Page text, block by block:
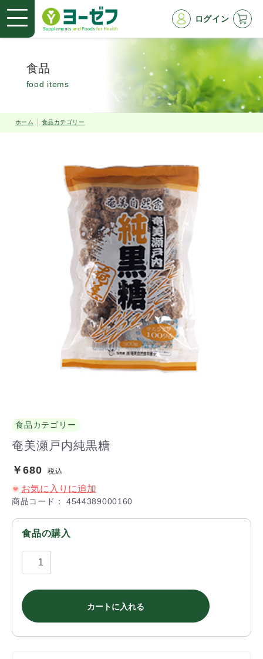
ログイン
食品
food items
ホーム 食品カテゴリー
食品カテゴリー
奄美瀬戸内純黒糖
￥680 税込
お気に入りに追加
商品コード： 4544389000160
食品の購入
カートに入れる